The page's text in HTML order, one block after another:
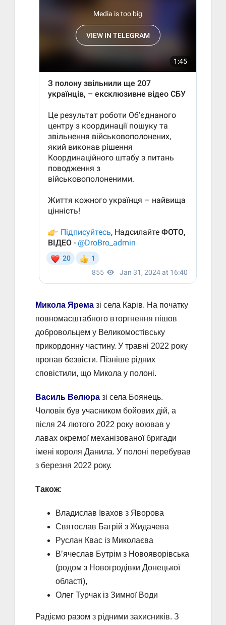
Микола Ярема зі села Карів. На початку
повномасштабного вторгнення пішов
добровольцем у Великомостівську
прикордонну частину. У травні 2022 року
пропав безвісти. Пізніше рідних
сповістили, що Микола у полоні.
Василь Велюра зі села Боянець.
Чоловік був учасником бойових дій, а
після 24 лютого 2022 року воював у
лавах окремої механізованої бригади
імені короля Данила. У полоні перебував
з березня 2022 року.
Також:
Владислав Івахов з Яворова
Святослав Багрій з Жидачева
Руслан Квас із Миколаєва
Вʼячеслав Бутрім з Новояворівська
(родом з Новогродівки Донецької
області),
Олег Турчак із Зимної Води
Радіємо разом з рідними захисників. З